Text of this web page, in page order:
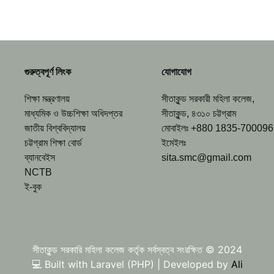
গুরুত্বপূর্ণ লিংক
শিক্ষা মন্ত্রণালয়
মাধ্যমিক ও উচ্চশিক্ষা অধিদপ্তর
জাতীয় বিশ্ববিদ্যালয়
চট্টগ্রাম শিক্ষা বোর্ড
ব্যানবেইস
NCTB
ই-বুক
যোগাযোগ
সীতাকুন্ড সরকারী মহিলা কলেজ,
সীতাকুন্ড, ৪৩১০ চট্টগ্রাম
মোবাইলঃ +880 1835-700096
ইমেইলঃ
sita.smc@gmail.com
সীতাকুন্ড সরকারি মহিলা কলেজ কর্তৃক সর্বস্বত্ব সংরক্ষিত © 2024
💻 Built with Laravel (PHP) | Developed by Ali